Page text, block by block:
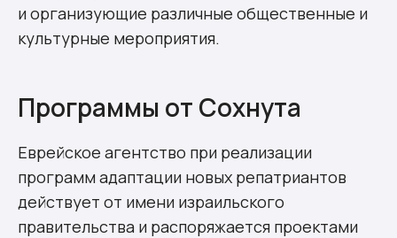
и организующие различные общественные и
культурные мероприятия.
Программы от Сохнута
Еврейское агентство при реализации
программ адаптации новых репатриантов
действует от имени израильского
правительства и распоряжается проектами